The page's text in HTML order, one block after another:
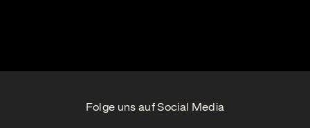
Folge uns auf Social Media